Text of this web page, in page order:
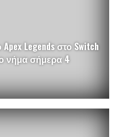
Legends στο Switch
νήμα σήμερα 4